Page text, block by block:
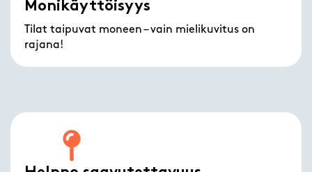
Monikäyttöisyys
Tilat taipuvat moneen – vain mielikuvitus on
rajana!